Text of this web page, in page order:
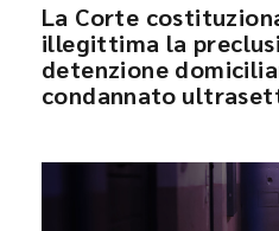
La Corte
illegittima la
detenzione
condannato